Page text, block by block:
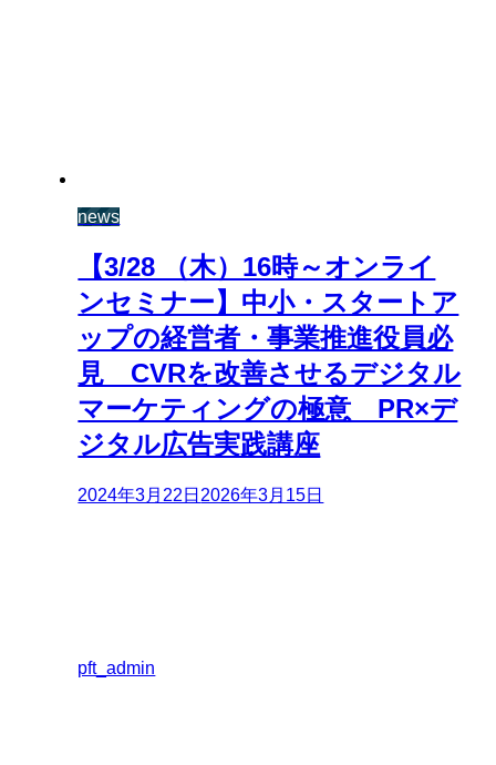
news
【3/28 （木）16時～オンライ
ンセミナー】中小・スタートア
ップの経営者・事業推進役員必
見 CVRを改善させるデジタル
マーケティングの極意 PR×デ
ジタル広告実践講座
2024年3月22日 2026年3月15日
pft_admin